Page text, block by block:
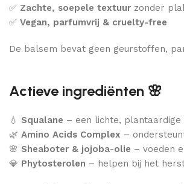
✅ Zachte, soepele textuur zonder
✅ Vegan, parfumvrij & cruelty-free
De balsem bevat geen geurstoffen,
Actieve ingrediënten 🌸
💧 Squalane – een lichte,
🌿 Amino Acids Complex –
🌸 Sheaboter & jojoba-olie – voeden
💎 Phytosterolen – helpen bij het